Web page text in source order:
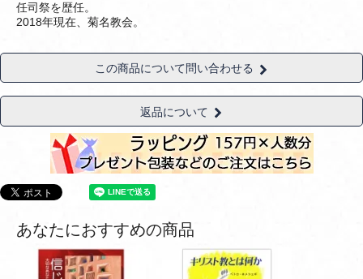
任司祭を歴任。
2018年現在、菊名教会。
この商品について問い合わせる
返品について
あなたにおすすめの商品